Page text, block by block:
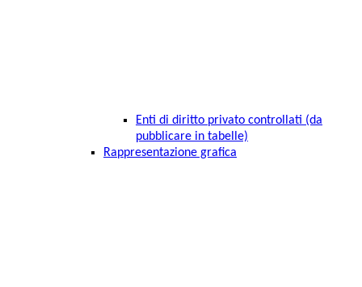
Enti di diritto privato controllati (da
pubblicare in tabelle)
Rappresentazione grafica